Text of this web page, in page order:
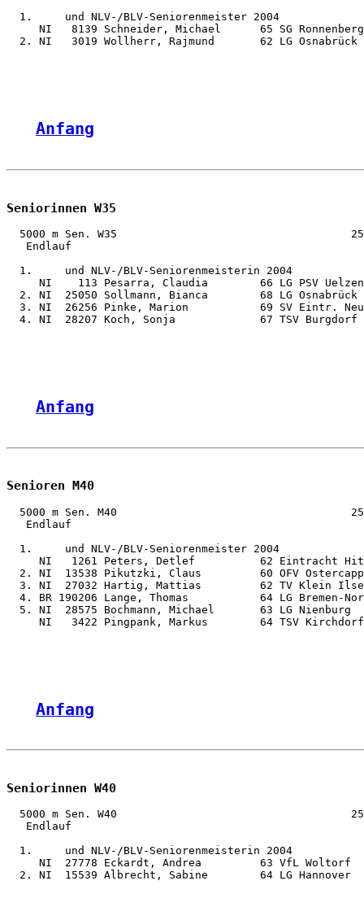
  1.     und NLV-/BLV-Seniorenmeister 2004
NI   8139 Schneider, Michael      65 SG
2. NI   3019 Wollherr, Rajmund       62 LG Osnabrück
Anfang
Seniorinnen W35
5000 m Sen. W35
   Endlauf
  1.     und NLV-/BLV-Seniorenmeisterin 2004
NI    113 Pesarra, Claudia        66 LG PSV
2. NI  25050 Sollmann, Bianca        68 LG Osnabrück
3. NI  26256 Pinke, Marion           69 SV Eintr.
4. NI  28207 Koch, Sonja             67 TSV Burgdorf
Anfang
Senioren M40
5000 m Sen. M40
   Endlauf
  1.     und NLV-/BLV-Seniorenmeister 2004
NI   1261 Peters, Detlef          62 Eintracht
2. NI  13538 Pikutzki, Claus         60 OFV
3. NI  27032 Hartig, Mattias         62 TV Klein
4. BR 190206 Lange, Thomas           64 LG Bremen-
5. NI  28575 Bochmann, Michael       63 LG Nienburg
NI   3422 Pingpank, Markus        64 TSV
Anfang
Seniorinnen W40
5000 m Sen. W40
   Endlauf
  1.     und NLV-/BLV-Seniorenmeisterin 2004
NI  27778 Eckardt, Andrea         63 VfL Woltorf
2. NI  15539 Albrecht, Sabine        64 LG Hannover